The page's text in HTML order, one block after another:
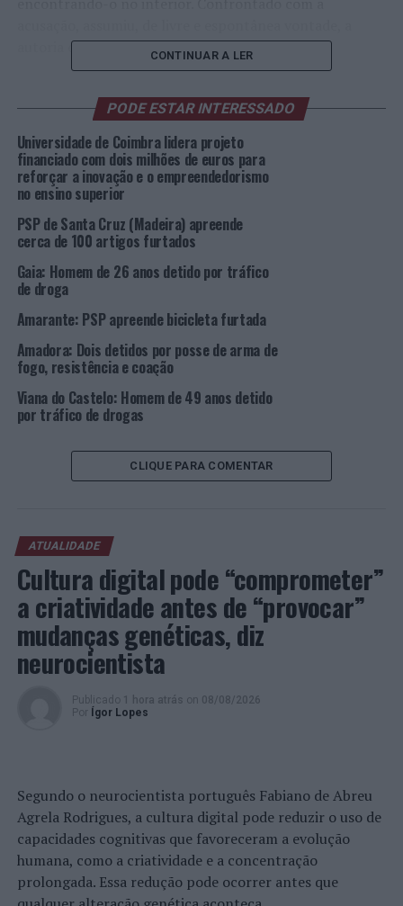
autoria do roubo.
um telemóvel e 100 euros.
Para cometer o roubo, o indivíduo dirigiu-se à
denunciante e perguntou-lhe as horas. De seguida, sem
que nada o fizesse prever, num movimento enérgico e
imediato do local. Da prática deste crime resultaram
hematomas e escoriações no braço esquerdo da vítima,
tendo sido tudo recuperado, à exceção de uma nota de
20 euros.
prisão por furto qualificado e, atualmente, encontra-se
sujeito a quatro anos de prisão com pena suspensa,
sendo também suspeito da prática de um outro roubo
ocorrido no passado mês de abril.
Também ontem, a PSP deteve dois homens, com 37 e 48
anos de idade, que conduziam sem habilitação legal. A
na rotunda de São Pedro, Figueira da Foz, às 10h35.
Foto: DR.
TÓPICOS RELACIONADOS: COIMBRA
CRIMINALIDADE
FIGUEIRA DA FOZ PSP
Autarquia de Sintra avança com requalificação da
centralidade de Rio de Mouro Velho
escolas do concelho
CONTINUAR A LER
PODE ESTAR INTERESSADO
Universidade de Coimbra lidera projeto
financiado com dois milhões de euros para
reforçar a inovação e o empreendedorismo
no ensino superior
PSP de Santa Cruz (Madeira) apreende
cerca de 100 artigos furtados
Gaia: Homem de 26 anos detido por tráfico
de droga
Amarante: PSP apreende bicicleta furtada
Amadora: Dois detidos por posse de arma de
fogo, resistência e coação
Viana do Castelo: Homem de 49 anos detido
por tráfico de drogas
CLIQUE PARA COMENTAR
ATUALIDADE
Cultura digital pode “comprometer”
a criatividade antes de “provocar”
mudanças genéticas, diz
neurocientista
Publicado 1 hora atrás on 08/08/2026
Por
Ígor Lopes
Segundo o neurocientista português Fabiano de Abreu
Agrela Rodrigues, a cultura digital pode reduzir o uso de
capacidades cognitivas que favoreceram a evolução
humana, como a criatividade e a concentração
prolongada. Essa redução pode ocorrer antes que